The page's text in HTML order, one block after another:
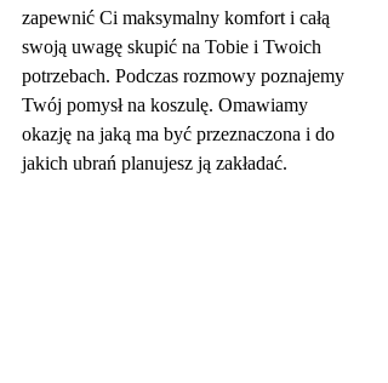
zapewnić Ci maksymalny komfort i całą
swoją uwagę skupić na Tobie i Twoich
potrzebach. Podczas rozmowy poznajemy
Twój pomysł na koszulę. Omawiamy
okazję na jaką ma być przeznaczona i do
jakich ubrań planujesz ją zakładać.